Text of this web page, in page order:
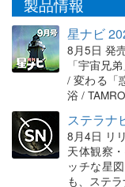
製品情報
星ナビ
8月5日 発
「宇宙兄
/ 変わる「
浴 /
ステラナ
8月4日 リ
天体観察
ッチな星
も、ステラ